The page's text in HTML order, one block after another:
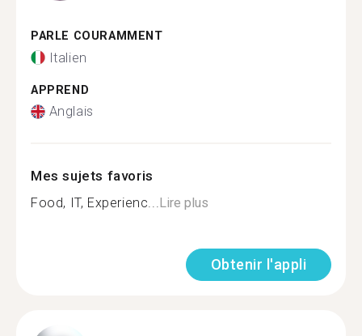
PARLE COURAMMENT
Italien
APPREND
Anglais
Mes sujets favoris
Food, IT, Experienc...Lire plus
Obtenir l'appli